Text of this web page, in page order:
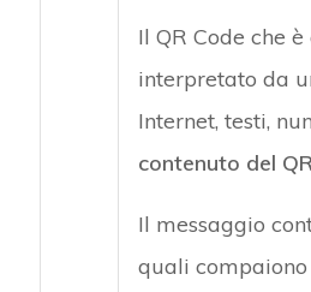
Il QR Code che
interpretato da
Internet, testi,
contenuto del
Il messaggio
quali